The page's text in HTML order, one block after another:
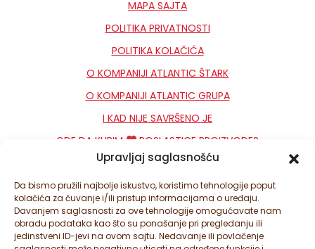
Upravljaj saglasnošću
Da bismo pružili najbolje iskustvo, koristimo tehnologije poput
kolačića za čuvanje i/ili pristup informacijama o uređaju.
Davanjem saglasnosti za ove tehnologije omogućavate nam
obradu podataka kao što su ponašanje pri pregledanju ili
jedinstveni ID-jevi na ovom sajtu. Nedavanje ili povlačenje
MAPA SAJTA
POLITIKA PRIVATNOSTI
POLITIKA KOLAČIĆA
O KOMPANIJI ATLANTIC ŠTARK
O KOMPANIJI ATLANTIC GRUPA
I KAD NIJE SAVRŠENO JE
GDE DA KUPIM
POSLASTICE PROIZVODE?
KONTAKT
NEWSLETTER
PODEŠAVANJA KOLAČIĆA